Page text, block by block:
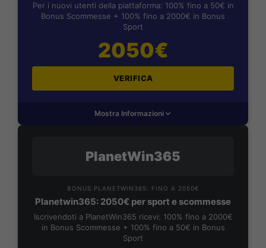
Per i nuovi utenti della piattaforma: 100% fino a 50€ in
Bonus Scommesse + 100% fino a 2000€ in Bonus
Sport
2050€
VERIFICA
Mostra Informazioni
PlanetWin365
BONUS PLANETWIN365: FINO A 2050€
Planetwin365: 2050€ per sport e scommesse
Iscrivendoti a PlanetWin365 ricevi: 100% fino a 2000€
in Bonus Scommesse + 100% fino a 50€ in Bonus
Sport